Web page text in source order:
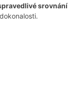
srovnání